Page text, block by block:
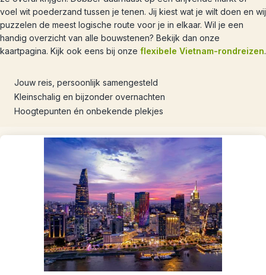
voel wit poederzand tussen je tenen. Jij kiest wat je wilt doen en wij
puzzelen de meest logische route voor je in elkaar. Wil je een
handig overzicht van alle bouwstenen? Bekijk dan onze
kaartpagina. Kijk ook eens bij onze flexibele Vietnam-rondreizen.
Jouw reis, persoonlijk samengesteld
Kleinschalig en bijzonder overnachten
Hoogtepunten én onbekende plekjes